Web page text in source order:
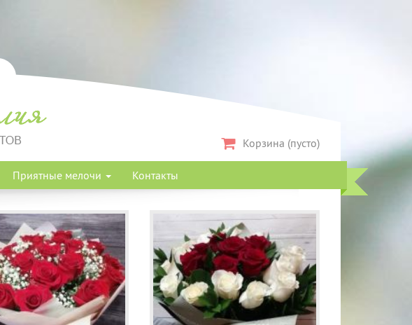
Корзина (пусто)
Приятные мелочи Контакты